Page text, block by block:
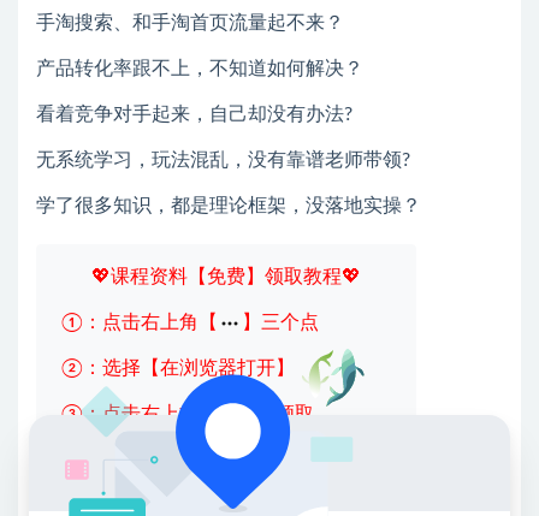
手淘搜索、和手淘首页流量起不来？
产品转化率跟不上，不知道如何解决？
看着竞争对手起来，自己却没有办法?
无系统学习，玩法混乱，没有靠谱老师带领?
学了很多知识，都是理论框架，没落地实操？
💖课程资料【免费】领取教程💖
①：点击右上角【 】三个点
②：选择【在浏览器打开】
③：点击右上方【登录】领取
限时活动：注册新用户赠送VIP